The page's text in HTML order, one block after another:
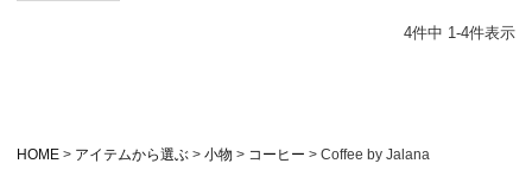
4件中 1 -4件表示
HOME アイテムから選ぶ 小物 コーヒー Coffee by Jalana